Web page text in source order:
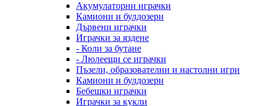
Акумулаторни играчки
Камиони и булдозери
Дървени играчки
Играчки за яздене
- Коли за бутане
- Люлеещи се играчки
Пъзели, образователни и настолни игри
Камиони и булдозери
Бебешки играчки
Играчки за кукли